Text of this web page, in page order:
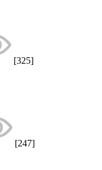
[325]
[247]